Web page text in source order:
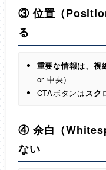
③ 位置（
る
重要な情報は、視
or 中央）
CTAボタンは スク
④ 余白（
ない